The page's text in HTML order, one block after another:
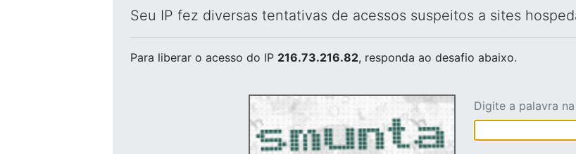
Seu IP fez diversas tentativas de acessos suspeitos a sites
Para liberar o acesso do IP 216.73.216.82, responda ao desafio abaixo.
Digite a palavra